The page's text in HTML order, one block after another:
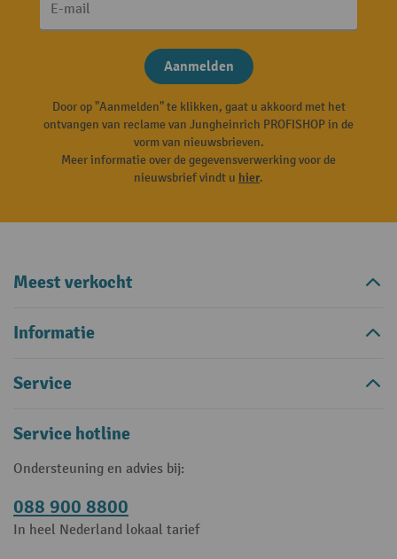
E-mail
Aanmelden
Door op "Aanmelden" te klikken, gaat u akkoord met het
ontvangen van reclame van Jungheinrich PROFISHOP in de
vorm van nieuwsbrieven.
Meer informatie over de gegevensverwerking voor de
nieuwsbrief vindt u hier.
Meest verkocht
Informatie
Service
Service hotline
Ondersteuning en advies bij:
088 900 8800
In heel Nederland lokaal tarief